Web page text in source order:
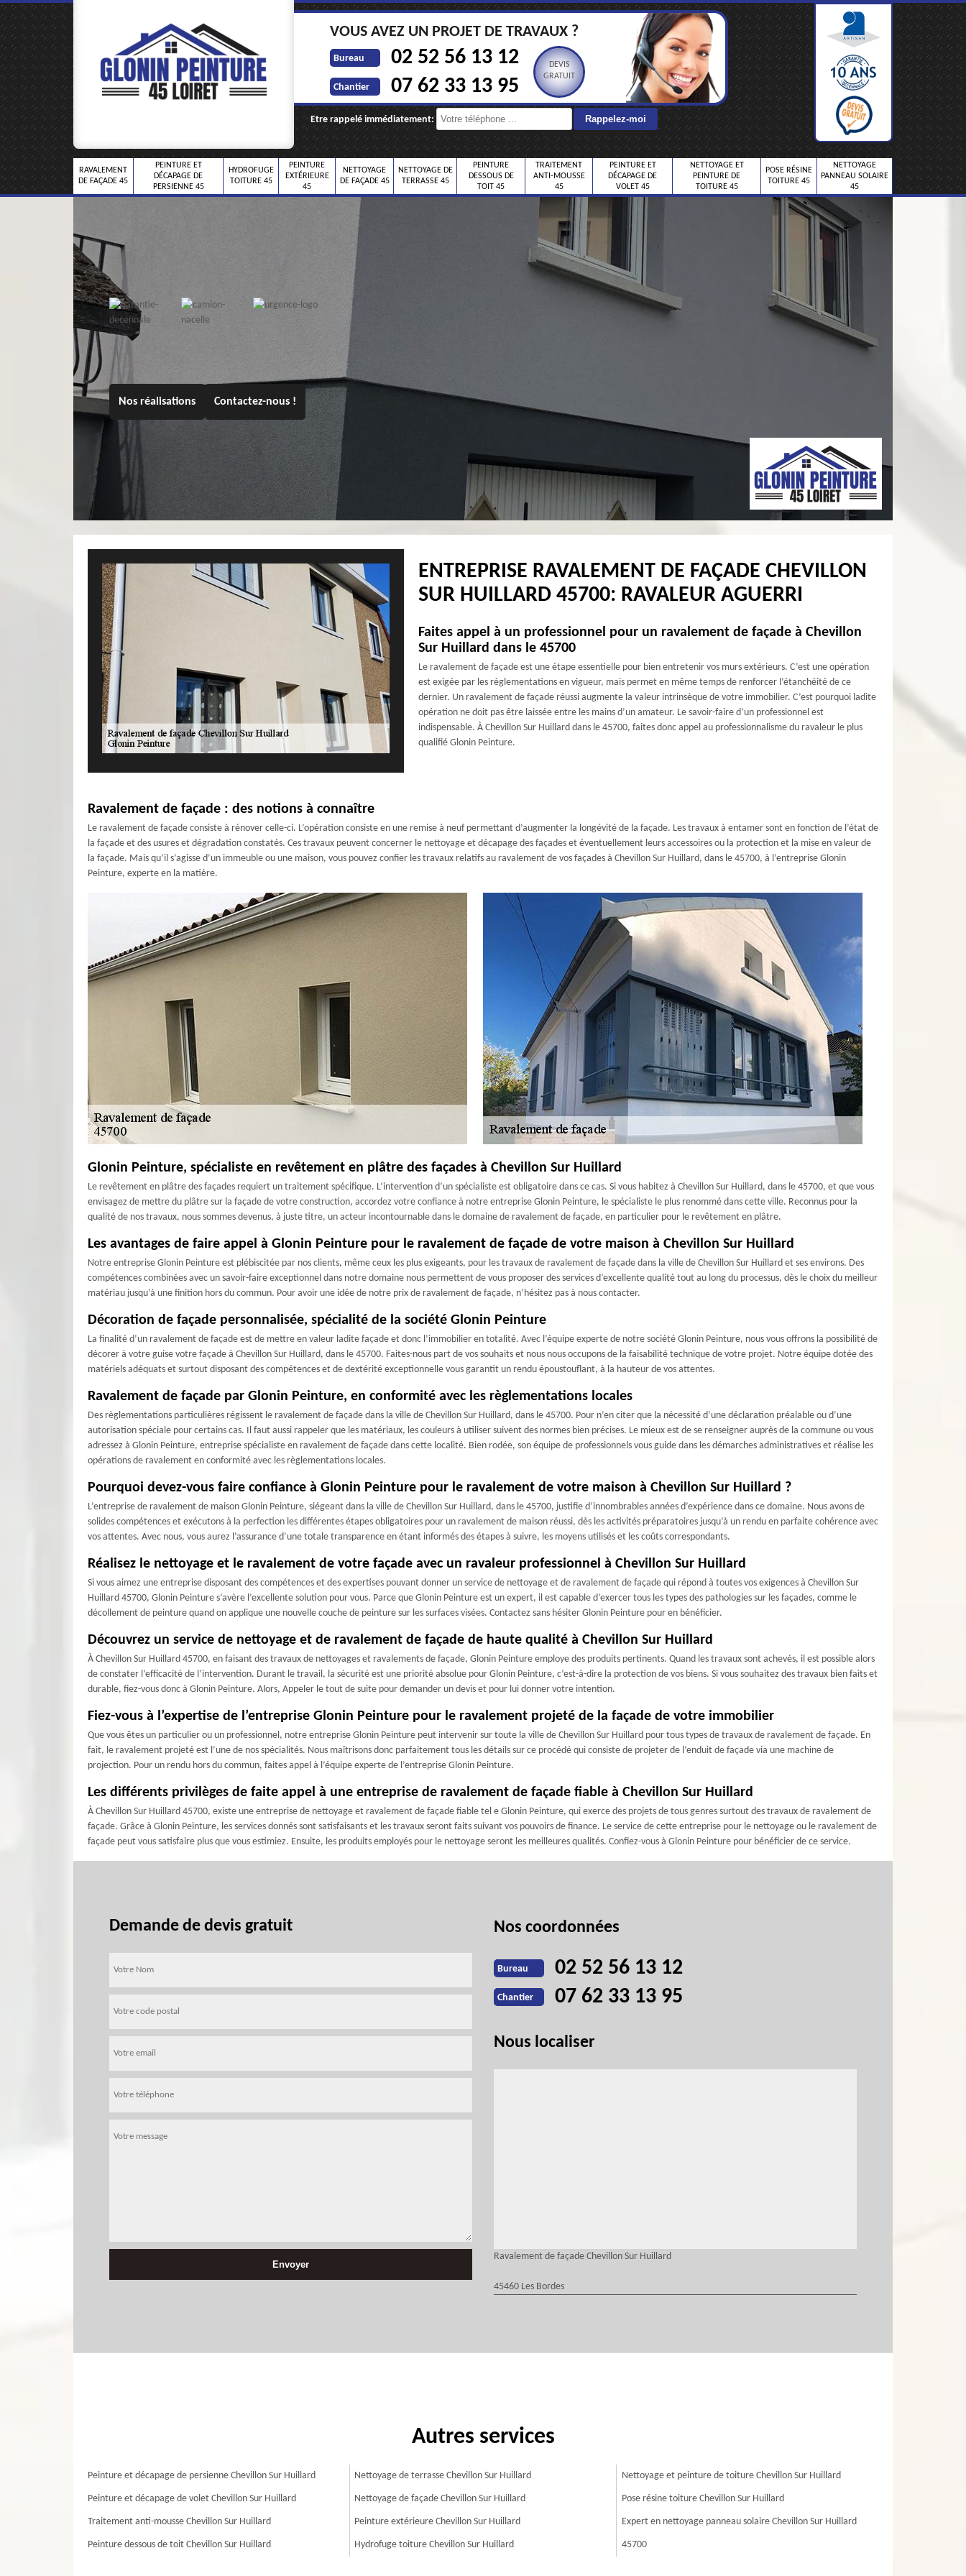
VOUS AVEZ UN PROJET DE TRAVAUX ?
Bureau 02 52 56 13 12
Chantier 07 62 33 13 95
DEVIS
GRATUIT
Etre rappelé immédiatement:
RAVALEMENT
DE FAÇADE 45
PEINTURE ET
DÉCAPAGE DE
PERSIENNE 45
HYDROFUGE
TOITURE 45
PEINTURE
EXTÉRIEURE
45
NETTOYAGE
DE FAÇADE 45
NETTOYAGE DE
TERRASSE 45
PEINTURE
DESSOUS DE
TOIT 45
TRAITEMENT
ANTI-MOUSSE
45
PEINTURE ET
DÉCAPAGE DE
VOLET 45
NETTOYAGE ET
PEINTURE DE
TOITURE 45
POSE RÉSINE
TOITURE 45
NETTOYAGE
PANNEAU SOLAIRE
45
Nos réalisations Contactez-nous !
ENTREPRISE RAVALEMENT DE FAÇADE CHEVILLON
SUR HUILLARD 45700: RAVALEUR AGUERRI
Faites appel à un professionnel pour un ravalement de façade à Chevillon
Sur Huillard dans le 45700
Le ravalement de façade est une étape essentielle pour bien entretenir vos murs extérieurs. C’est une opération
est exigée par les règlementations en vigueur, mais permet en même temps de renforcer l’étanchéité de ce
dernier. Un ravalement de façade réussi augmente la valeur intrinsèque de votre immobilier. C’est pourquoi ladite
opération ne doit pas être laissée entre les mains d’un amateur. Le savoir-faire d’un professionnel est
indispensable. À Chevillon Sur Huillard dans le 45700, faites donc appel au professionnalisme du ravaleur le plus
qualifié Glonin Peinture.
Ravalement de façade : des notions à connaître
Le ravalement de façade consiste à rénover celle-ci. L’opération consiste en une remise à neuf permettant d’augmenter la longévité de la façade. Les travaux à entamer sont en fonction de l’état de
la façade et des usures et dégradation constatés. Ces travaux peuvent concerner le nettoyage et décapage des façades et éventuellement leurs accessoires ou la protection et la mise en valeur de
la façade. Mais qu’il s’agisse d’un immeuble ou une maison, vous pouvez confier les travaux relatifs au ravalement de vos façades à Chevillon Sur Huillard, dans le 45700, à l’entreprise Glonin
Peinture, experte en la matière.
Glonin Peinture, spécialiste en revêtement en plâtre des façades à Chevillon Sur Huillard
Le revêtement en plâtre des façades requiert un traitement spécifique. L’intervention d’un spécialiste est obligatoire dans ce cas. Si vous habitez à Chevillon Sur Huillard, dans le 45700, et que vous
envisagez de mettre du plâtre sur la façade de votre construction, accordez votre confiance à notre entreprise Glonin Peinture, le spécialiste le plus renommé dans cette ville. Reconnus pour la
qualité de nos travaux, nous sommes devenus, à juste titre, un acteur incontournable dans le domaine de ravalement de façade, en particulier pour le revêtement en plâtre.
Les avantages de faire appel à Glonin Peinture pour le ravalement de façade de votre maison à Chevillon Sur Huillard
Notre entreprise Glonin Peinture est plébiscitée par nos clients, même ceux les plus exigeants, pour les travaux de ravalement de façade dans la ville de Chevillon Sur Huillard et ses environs. Des
compétences combinées avec un savoir-faire exceptionnel dans notre domaine nous permettent de vous proposer des services d’excellente qualité tout au long du processus, dès le choix du meilleur
matériau jusqu’à une finition hors du commun. Pour avoir une idée de notre prix de ravalement de façade, n’hésitez pas à nous contacter.
Décoration de façade personnalisée, spécialité de la société Glonin Peinture
La finalité d’un ravalement de façade est de mettre en valeur ladite façade et donc l’immobilier en totalité. Avec l’équipe experte de notre société Glonin Peinture, nous vous offrons la possibilité de
décorer à votre guise votre façade à Chevillon Sur Huillard, dans le 45700. Faites-nous part de vos souhaits et nous nous occupons de la faisabilité technique de votre projet. Notre équipe dotée des
matériels adéquats et surtout disposant des compétences et de dextérité exceptionnelle vous garantit un rendu époustouflant, à la hauteur de vos attentes.
Ravalement de façade par Glonin Peinture, en conformité avec les règlementations locales
Des règlementations particulières régissent le ravalement de façade dans la ville de Chevillon Sur Huillard, dans le 45700. Pour n’en citer que la nécessité d’une déclaration préalable ou d’une
autorisation spéciale pour certains cas. Il faut aussi rappeler que les matériaux, les couleurs à utiliser suivent des normes bien précises. Le mieux est de se renseigner auprès de la commune ou vous
adressez à Glonin Peinture, entreprise spécialiste en ravalement de façade dans cette localité. Bien rodée, son équipe de professionnels vous guide dans les démarches administratives et réalise les
opérations de ravalement en conformité avec les règlementations locales.
Pourquoi devez-vous faire confiance à Glonin Peinture pour le ravalement de votre maison à Chevillon Sur Huillard ?
L’entreprise de ravalement de maison Glonin Peinture, siégeant dans la ville de Chevillon Sur Huillard, dans le 45700, justifie d’innombrables années d’expérience dans ce domaine. Nous avons de
solides compétences et exécutons à la perfection les différentes étapes obligatoires pour un ravalement de maison réussi, dès les activités préparatoires jusqu’à un rendu en parfaite cohérence avec
vos attentes. Avec nous, vous aurez l’assurance d’une totale transparence en étant informés des étapes à suivre, les moyens utilisés et les coûts correspondants.
Réalisez le nettoyage et le ravalement de votre façade avec un ravaleur professionnel à Chevillon Sur Huillard
Si vous aimez une entreprise disposant des compétences et des expertises pouvant donner un service de nettoyage et de ravalement de façade qui répond à toutes vos exigences à Chevillon Sur
Huillard 45700, Glonin Peinture s’avère l’excellente solution pour vous. Parce que Glonin Peinture est un expert, il est capable d’exercer tous les types des pathologies sur les façades, comme le
décollement de peinture quand on applique une nouvelle couche de peinture sur les surfaces visées. Contactez sans hésiter Glonin Peinture pour en bénéficier.
Découvrez un service de nettoyage et de ravalement de façade de haute qualité à Chevillon Sur Huillard
À Chevillon Sur Huillard 45700, en faisant des travaux de nettoyages et ravalements de façade, Glonin Peinture employe des produits pertinents. Quand les travaux sont achevés, il est possible alors
de constater l’efficacité de l’intervention. Durant le travail, la sécurité est une priorité absolue pour Glonin Peinture, c’est-à-dire la protection de vos biens. Si vous souhaitez des travaux bien faits et
durable, fiez-vous donc à Glonin Peinture. Alors, Appeler le tout de suite pour demander un devis et pour lui donner votre intention.
Fiez-vous à l’expertise de l’entreprise Glonin Peinture pour le ravalement projeté de la façade de votre immobilier
Que vous êtes un particulier ou un professionnel, notre entreprise Glonin Peinture peut intervenir sur toute la ville de Chevillon Sur Huillard pour tous types de travaux de ravalement de façade. En
fait, le ravalement projeté est l’une de nos spécialités. Nous maîtrisons donc parfaitement tous les détails sur ce procédé qui consiste de projeter de l’enduit de façade via une machine de
projection. Pour un rendu hors du commun, faites appel à l’équipe experte de l’entreprise Glonin Peinture.
Les différents privilèges de faite appel à une entreprise de ravalement de façade fiable à Chevillon Sur Huillard
À Chevillon Sur Huillard 45700, existe une entreprise de nettoyage et ravalement de façade fiable tel e Glonin Peinture, qui exerce des projets de tous genres surtout des travaux de ravalement de
façade. Grâce à Glonin Peinture, les services donnés sont satisfaisants et les travaux seront faits suivant vos pouvoirs de finance. Le service de cette entreprise pour le nettoyage ou le ravalement de
façade peut vous satisfaire plus que vous estimiez. Ensuite, les produits employés pour le nettoyage seront les meilleures qualités. Confiez-vous à Glonin Peinture pour bénéficier de ce service.
Demande de devis gratuit Nos coordonnées
Bureau 02 52 56 13 12
Chantier 07 62 33 13 95
Nous localiser
Ravalement de façade Chevillon Sur Huillard
45460 Les Bordes
Autres services
Peinture et décapage de persienne Chevillon Sur Huillard
Peinture et décapage de volet Chevillon Sur Huillard
Traitement anti-mousse Chevillon Sur Huillard
Peinture dessous de toit Chevillon Sur Huillard
Nettoyage de terrasse Chevillon Sur Huillard
Nettoyage de façade Chevillon Sur Huillard
Peinture extérieure Chevillon Sur Huillard
Hydrofuge toiture Chevillon Sur Huillard
Nettoyage et peinture de toiture Chevillon Sur Huillard
Pose résine toiture Chevillon Sur Huillard
Expert en nettoyage panneau solaire Chevillon Sur Huillard
45700